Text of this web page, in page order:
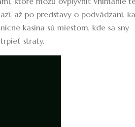
až po predstavy o podvádzaní,
kasina sú miestom, kde sa sny
straty.